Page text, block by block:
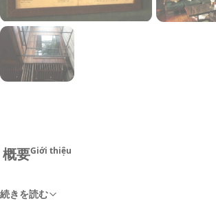
概要Giới thiệu
続きを読む